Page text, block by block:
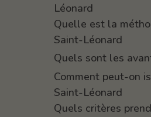
Léonard
Quelle est la
Saint-Léonard
Quels sont les
Comment peut-on
Saint-Léonard
Quels critères